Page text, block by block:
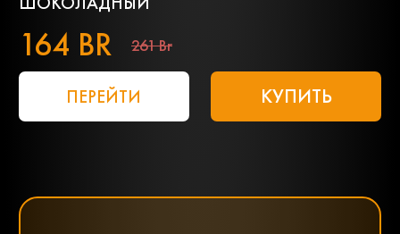
164 BR 261 Br
ПЕРЕЙТИ КУПИТЬ